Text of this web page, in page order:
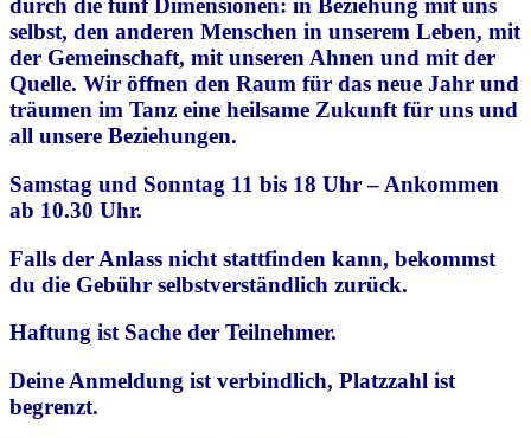
durch die fünf Dimensionen: in Beziehung mit uns
selbst, den anderen Menschen in unserem Leben, mit
der Gemeinschaft, mit unseren Ahnen und mit der
Quelle. Wir öffnen den Raum für das neue Jahr und
träumen im Tanz eine heilsame Zukunft für uns und
all unsere Beziehungen.
Samstag und Sonntag 11 bis 18 Uhr – Ankommen
ab 10.30 Uhr.
Falls der Anlass nicht stattfinden kann, bekommst
du die Gebühr selbstverständlich zurück.
Haftung ist Sache der Teilnehmer.
Deine Anmeldung ist verbindlich, Platzzahl ist
begrenzt.